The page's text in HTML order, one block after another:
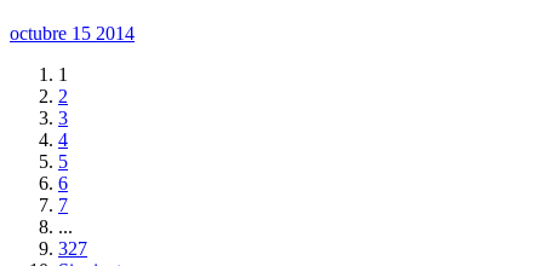
octubre 15 2014
1
2
3
4
5
6
7
...
327